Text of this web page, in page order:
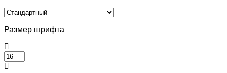
Размер шрифта